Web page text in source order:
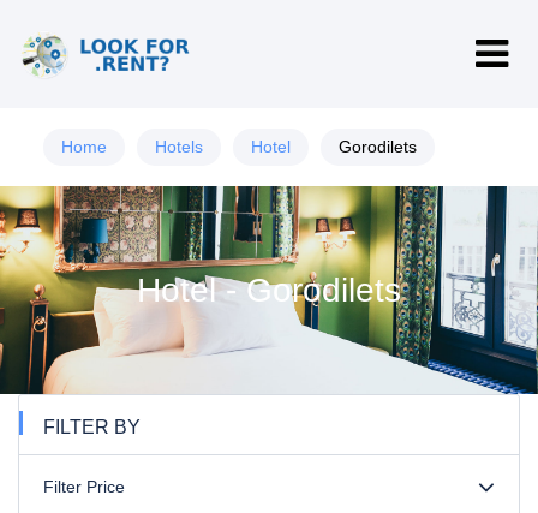
Home Hotels Hotel Gorodilets
Hotel - Gorodilets
FILTER BY
Filter Price